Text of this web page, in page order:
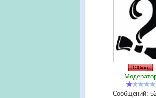
Сообщений: